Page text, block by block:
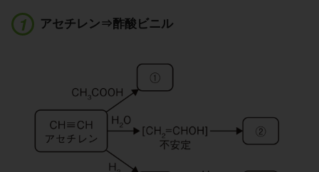
アセチレン⇒酢酸ビニル